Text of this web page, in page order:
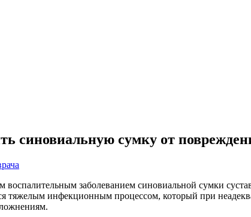
синовиальную сумку от
воспалительным заболеванием синовиальной сумки
тяжелым инфекционным процессом, который при